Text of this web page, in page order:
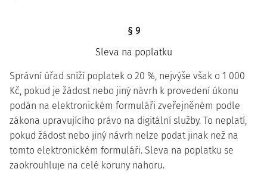
§ 9
Sleva na poplatku
Správní úřad sníží poplatek o 20 %, nejvýše však o 1 000
Kč, pokud je žádost nebo jiný návrh k provedení úkonu
podán na elektronickém formuláři zveřejněném podle
zákona upravujícího právo na digitální služby. To neplatí,
pokud žádost nebo jiný návrh nelze podat jinak než na
tomto elektronickém formuláři. Sleva na poplatku se
zaokrouhluje na celé koruny nahoru.